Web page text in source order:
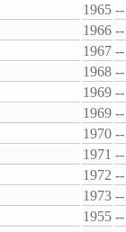
1965 --
1966 --
1967 --
1968 --
1969 --
1969 --
1970 --
1971 --
1972 --
1973 --
1955 --